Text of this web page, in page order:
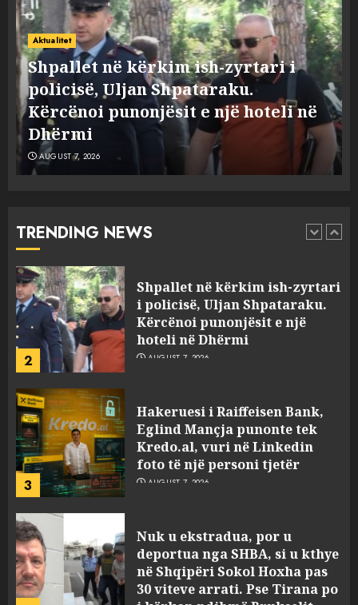
Aktualitet
Shpallet në kërkim ish-zyrtari i
policisë, Uljan Shpataraku.
Kërcënoi punonjësit e një hoteli në
Dhërmi
AUGUST 7, 2026
TRENDING NEWS
1
Policia konfirmon
ekstradimin e Samir
Rodriguez, i dyshuar për
laboratorin e kokainës në
Frakull
AUGUST 7, 2026
2
Shpallet në kërkim ish-zyrtari
AUGUST 7, 2026
3
Hakeruesi i Raiffeisen Bank,
Eglind Mançja punonte tek
Kredo.al, vuri në Linkedin
foto të një personi tjetër
AUGUST 7, 2026
4
Nuk u ekstradua, por u
deportua nga SHBA, si u kthye
në Shqipëri Sokol Hoxha pas
30 viteve arrati. Pse Tirana po
i kërkon ndihmë Brukselit
U nisën drejt Gjermanisë pas
pushimeve në Kosovë, humbin
jetën në aksident tre anëtarët
e familjes!